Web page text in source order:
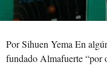
Por Sihuen Yema En
fundado Almafuerte “por